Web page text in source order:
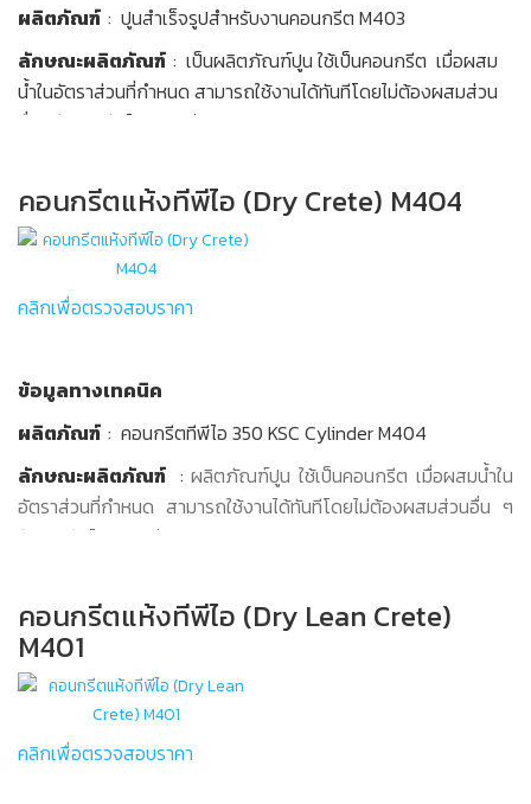
ข้อมูลทางเทคนิค
ผลิตภัณฑ์: คอนกรีตแห้งทีพีไอ 240 KSC Cylinder M402
อื่นๆ รับแรงอัดได้มากกว่า 240 KSC
ขอบเขตการใช้งาน: ใช้ทำเป็นคอนกรีตสำหรับงานคอนกรีตขนาด
เล็ก เทพื้นปรับระดับ เสาเอ็น-ทับหลัง ทางเดิน ลานจอดรถ เป็นต้น
หมายเหตุ: ไม่แนะนำให้ใช้งานนอกเหนือจากการใช้งานที่กำหนด เช่น
วัตถุดิบ
ปูนซีเมนต์ ทีพีไอ ปอร์ตแลนด์ ประเภท 1 ตามมาตรฐาน ASTM
C-150 และมอก.15-2562
หินบดละเอียด (Limestone Fine) ผ่านกระบวนการอบแห้งและ
คัดขนาด
วิธีการใช้งาน
ผสมปูนสำเร็จรูป M402 จำนวน 1 ถุง (50 กก.) ต่อน้ำ 7-8
ลิตร
แล้วผสมให้เป็นเนื้อเดียวกัน แล้วนำไปใช้งานตามวิธีการใช้งาน
คอนกรีตทั่วไป
ผลิตภัณฑ์ : ปูนสำเร็จรูปสำหรับงานคอนกรีต M403
ลักษณะผลิตภัณฑ์ : เป็นผลิตภัณฑ์ปูน ใช้เป็นคอนกรีต เมื่อผสม
น้ำในอัตราส่วนที่กำหนด สามารถใช้งานได้ทันทีโดยไม่ต้องผสมส่วน
อื่นๆ รับแรงอัดได้มากกว่า 280 KSC
เทพื้นปรับระดับ เสาเอ็น-ทับหลังถนน ลานจอดรถและ
คอนกรีตเสริมเหล็ก เป็นต้น
ปูนซีเมนต์ ทีพีไอ ปอร์ตแลนด์ ประเภท 1 ตามมาตรฐาน ASTM
คัดขนาด
สารเคมีคุณภาพสูง มีคุณสมบัติในการไหลตัวดี ทำให้ปรับ
ระดับพื้นได้ง่ายยิ่งขึ้น
วิธีการใช้งาน
คอนกรีตทั่วไป
ในกรณีต้องการคอนกรีตที่มีคุณสมบัติพิเศษเพิ่มเติม สามารถ
เพิ่มคุณสมบัติพิเศษโดยใช้ร่วมกับสารเพิ่มคุณภาพของ
คอนกรีตทั่วไปได้ เช่น น้ำยาลดน้ำ , น้ำยาหน่วง ฯลฯ โดย
อัตราส่วนผสมและวิธีการใช้ให้ปฏิบัติตามคำแนะนำของผู้ผลิต
สารเพิ่มคุณภาพแต่ละชนิด
คอนกรีตแห้งทีพีไอ (Dry Crete) M404
คลิกเพื่อตรวจสอบราคา
ข้อมูลทางเทคนิค
ผลิตภัณฑ์ : คอนกรีตทีพีไอ 350 KSC Cylinder M404
ลักษณะผลิตภัณฑ์ :ผลิตภัณฑ์ปูน ใช้เป็นคอนกรีต เมื่อผสมน้ำใน
อัตราส่วนที่กำหนด สามารถใช้งานได้ทันทีโดยไม่ต้องผสมส่วนอื่น ๆ
รับแรงอัดได้มากกว่า 350 KSC
วัตถุดิบ
ปูนซีเมนต์ ทีพีไอ ปอร์ตแลนด์ ประเภท 1 ตามมาตรฐาน ASTM
C-150 และมอก.15 เล่ม 1-2555
หินบดละเอียด (Fine Crushed Limestone) ผ่านกระบวนการ
อบแห้งและคัดขนาด
คอนกรีตแห้งทีพีไอ (Dry Lean Crete)
M401
คลิกเพื่อตรวจสอบราคา